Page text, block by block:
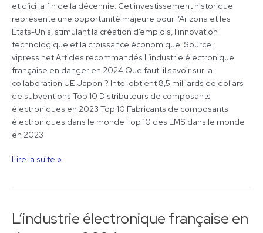
et d’ici la fin de la décennie. Cet investissement historique
représente une opportunité majeure pour l’Arizona et les
États-Unis, stimulant la création d’emplois, l’innovation
technologique et la croissance économique. Source :
vipress.net Articles recommandés L’industrie électronique
française en danger en 2024 Que faut-il savoir sur la
collaboration UE-Japon ? Intel obtient 8,5 milliards de dollars
de subventions Top 10 Distributeurs de composants
électroniques en 2023 Top 10 Fabricants de composants
électroniques dans le monde Top 10 des EMS dans le monde
en 2023
Lire la suite »
L’industrie électronique française en
L’industrie